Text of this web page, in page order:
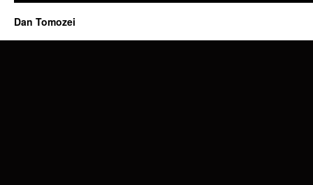
Dan Tomozei